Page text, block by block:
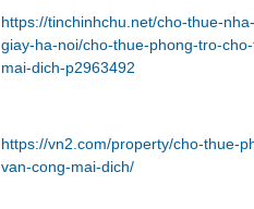
https://tinchinhchu.net/cho-thue-
giay-ha-noi/cho-thue-phong-tro-
mai-dich-p2963492
https://vn2.com/property/cho-thue-
van-cong-mai-dich/